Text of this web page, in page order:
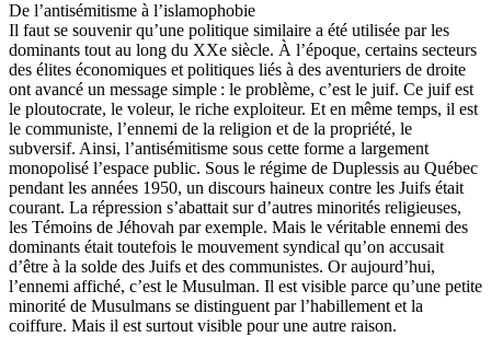
De l’antisémitisme à l’islamophobie
Il faut se souvenir qu’une politique similaire a été utilisée par les
dominants tout au long du XXe siècle. À l’époque, certains secteurs
des élites économiques et politiques liés à des aventuriers de droite
ont avancé un message simple : le problème, c’est le juif. Ce juif est
le ploutocrate, le voleur, le riche exploiteur. Et en même temps, il est
le communiste, l’ennemi de la religion et de la propriété, le
subversif. Ainsi, l’antisémitisme sous cette forme a largement
monopolisé l’espace public. Sous le régime de Duplessis au Québec
pendant les années 1950, un discours haineux contre les Juifs était
courant. La répression s’abattait sur d’autres minorités religieuses,
les Témoins de Jéhovah par exemple. Mais le véritable ennemi des
dominants était toutefois le mouvement syndical qu’on accusait
d’être à la solde des Juifs et des communistes. Or aujourd’hui,
l’ennemi affiché, c’est le Musulman. Il est visible parce qu’une petite
minorité de Musulmans se distinguent par l’habillement et la
coiffure. Mais il est surtout visible pour une autre raison.